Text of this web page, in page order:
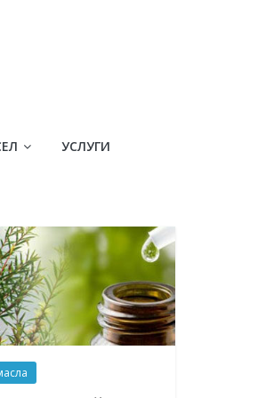
УСЛУГИ